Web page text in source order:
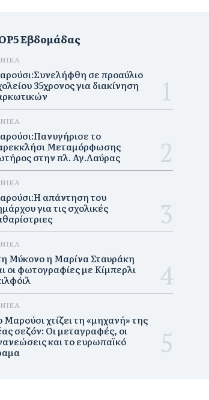
Εβδομάδας
σε προαύλιο
35χρονος για διακίνηση
το
Μεταμόρφωσης
στην πλ. Αγ.Λαύρας
απάντηση του
για τις σχολικές
Μύκονο η Μαρίνα Σταυράκη
οι φωτογραφίες με Κίμπερλι
Μαρούσι χτίζει τη «μηχανή» της
σεζόν: Οι μεταγραφές, οι
και το ευρωπαϊκό